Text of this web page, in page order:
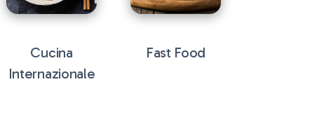
Cucina
Internazionale
Fast Food